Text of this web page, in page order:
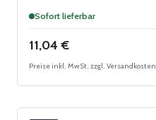
Sofort lieferbar
Regulärer Preis:
11,04 €
Preise inkl. MwSt. zzgl. Versandkosten